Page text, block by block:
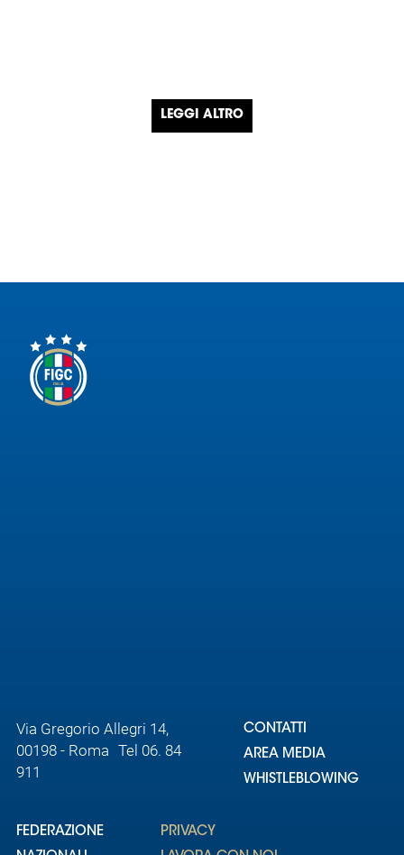
LEGGI ALTRO
Via Gregorio Allegri 14,
00198 - Roma Tel 06. 84
911
CONTATTI
AREA MEDIA
WHISTLEBLOWING
FEDERAZIONE
PRIVACY